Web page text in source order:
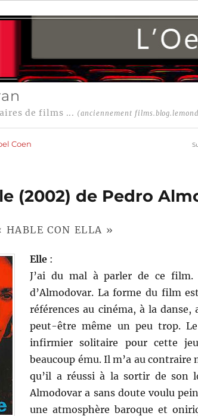
de films ... (anciennement
Coen
(2002) de Pedro
CON ELLA »
Elle :
J’ai du mal à parler de ce film.
d’Almodovar. La forme du film
références au cinéma, à la
peut-être même un peu trop.
infirmier solitaire pour cette
beaucoup ému. Il m’a au contraire
qu’il a réussi à la sortir de son
Almodovar a sans doute voulu
une atmosphère baroque et